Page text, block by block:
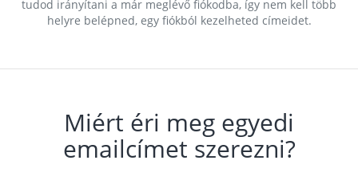
tudod irányítani a már meglévő fiókodba, így nem kell több
helyre belépned, egy fiókból kezelheted címeidet.
Miért éri meg egyedi
emailcímet szerezni?